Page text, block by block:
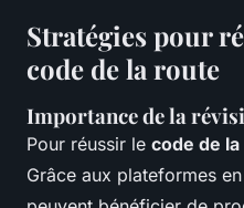
Stratégies pour
code de la route
Importance de la
Pour réussir le code de
Grâce aux plateformes